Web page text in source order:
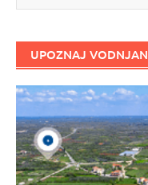
UPOZNAJ VODNJAN